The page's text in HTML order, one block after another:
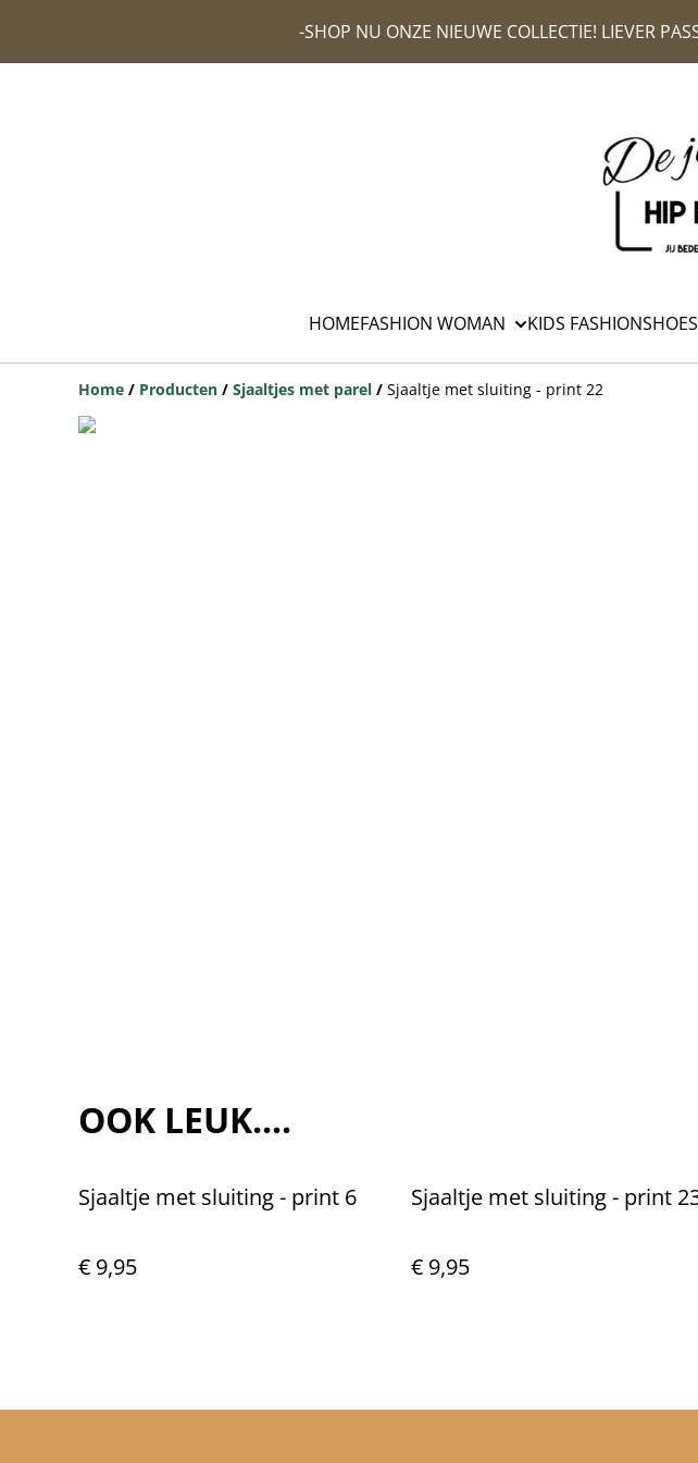
-SHOP NU ONZE NIEUWE COLLECTIE! LIEVER
HOMEFASHION WOMAN KIDS FASHIONSHOES
Home / Producten / Sjaaltjes met parel / Sjaaltje met sluiting - print 22
OOK LEUK....
Sjaaltje met sluiting - print 6
€ 9,95
Sjaaltje met sluiting - print
€ 9,95